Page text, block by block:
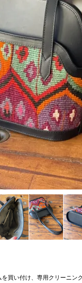
買い付け、専用クリーニン